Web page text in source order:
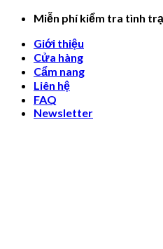
Skip
content
Miễn phí kiểm tra tình
Giới thiệu
Cửa hàng
Cẩm nang
Liên hệ
FAQ
Newsletter